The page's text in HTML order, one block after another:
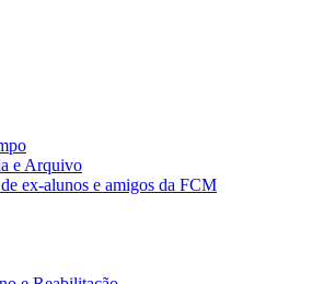
e Arquivo
ex-alunos e amigos da FCM